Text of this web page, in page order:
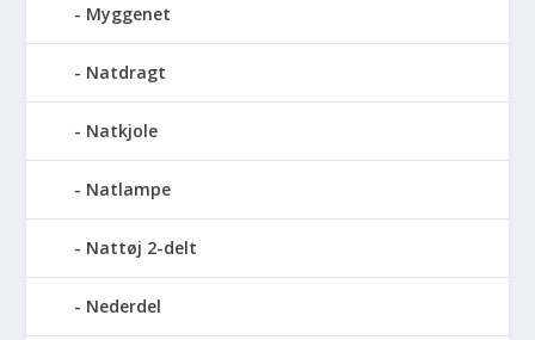
Myggenet
Natdragt
Natkjole
Natlampe
Nattøj 2-delt
Nederdel